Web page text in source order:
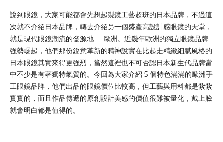
說到眼鏡，大家可能都會先想起製鏡工藝超班的日本品牌，不過這
次就不介紹日本品牌，轉去介紹另一個盛產高設計感眼鏡的天堂，
就是現代眼鏡潮流的發源地──歐洲。近幾年歐洲的獨立眼鏡品牌
強勢崛起，他們那份銳意革新的精神說實在比起走精緻細膩風格的
日本眼鏡其實來得更強烈，當然這裡也不可否認日本新生代品牌當
中不少是有著獨特氣質的。今回為大家介紹 5 個特色滿滿的歐洲手
工眼鏡品牌，他們出品的眼鏡價位比較高，但工藝與用料都是紮紮
實實的，而且作品傳遞的原創設計美感的價值很難被量化，戴上臉
就會明白都是值得的。